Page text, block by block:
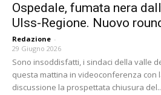
Ospedale, fumata nera
Ulss-Regione. Nuovo
Redazione -
29 Giugno 2026
Sono insoddisfatti, i sindaci della valle
questa mattina in videoconferenza con
discussione la prospettata chiusura